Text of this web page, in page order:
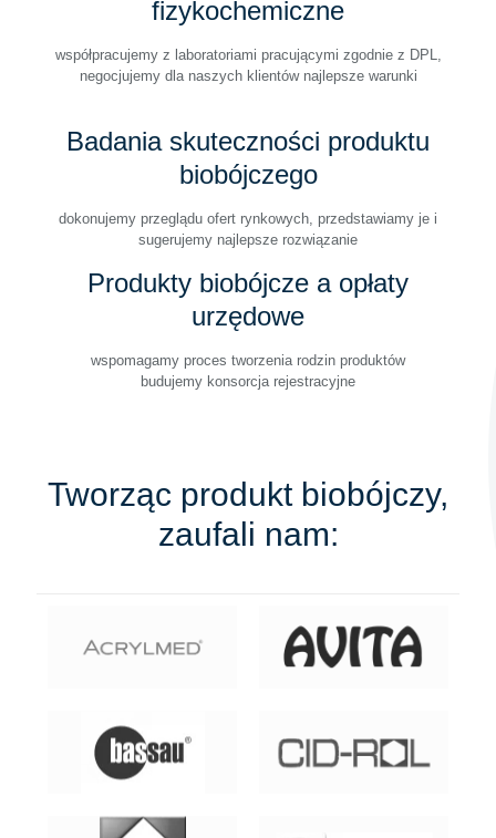
fizykochemiczne
współpracujemy z laboratoriami pracującymi zgodnie z DPL,
negocjujemy dla naszych klientów najlepsze warunki
Badania skuteczności produktu
biobójczego
dokonujemy przeglądu ofert rynkowych, przedstawiamy je i
sugerujemy najlepsze rozwiązanie
Produkty biobójcze a opłaty
urzędowe
wspomagamy proces tworzenia rodzin produktów
budujemy konsorcja rejestracyjne
Tworząc produkt biobójczy,
zaufali nam: